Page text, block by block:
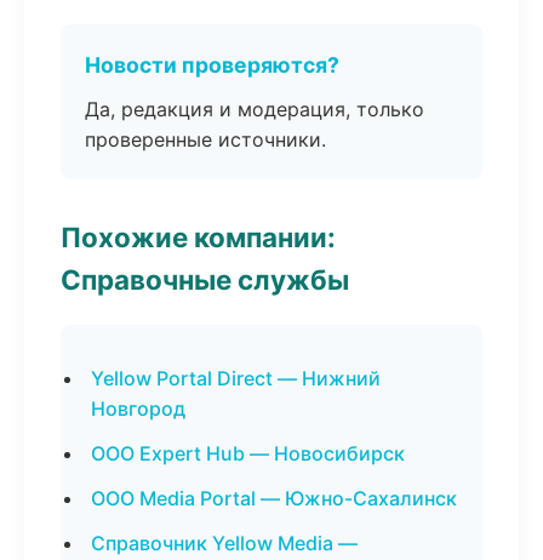
Новости проверяются?
Да, редакция и модерация, только
проверенные источники.
Похожие компании:
Справочные службы
Yellow Portal Direct — Нижний
Новгород
ООО Expert Hub — Новосибирск
ООО Media Portal — Южно-Сахалинск
Справочник Yellow Media —